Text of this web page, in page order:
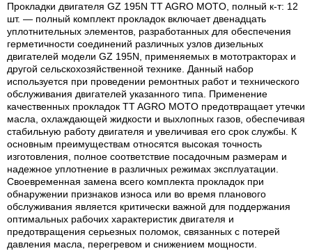
Прокладки двигателя GZ 195N TT AGRO MOTO, полный к-т: 12
шт. — полный комплект прокладок включает двенадцать
уплотнительных элементов, разработанных для обеспечения
герметичности соединений различных узлов дизельных
двигателей модели GZ 195N, применяемых в мототракторах и
другой сельскохозяйственной технике. Данный набор
используется при проведении ремонтных работ и технического
обслуживания двигателей указанного типа. Применение
качественных прокладок TT AGRO MOTO предотвращает утечки
масла, охлаждающей жидкости и выхлопных газов, обеспечивая
стабильную работу двигателя и увеличивая его срок службы. К
основным преимуществам относятся высокая точность
изготовления, полное соответствие посадочным размерам и
надежное уплотнение в различных режимах эксплуатации.
Своевременная замена всего комплекта прокладок при
обнаружении признаков износа или во время планового
обслуживания является критически важной для поддержания
оптимальных рабочих характеристик двигателя и
предотвращения серьезных поломок, связанных с потерей
давления масла, перегревом и снижением мощности.